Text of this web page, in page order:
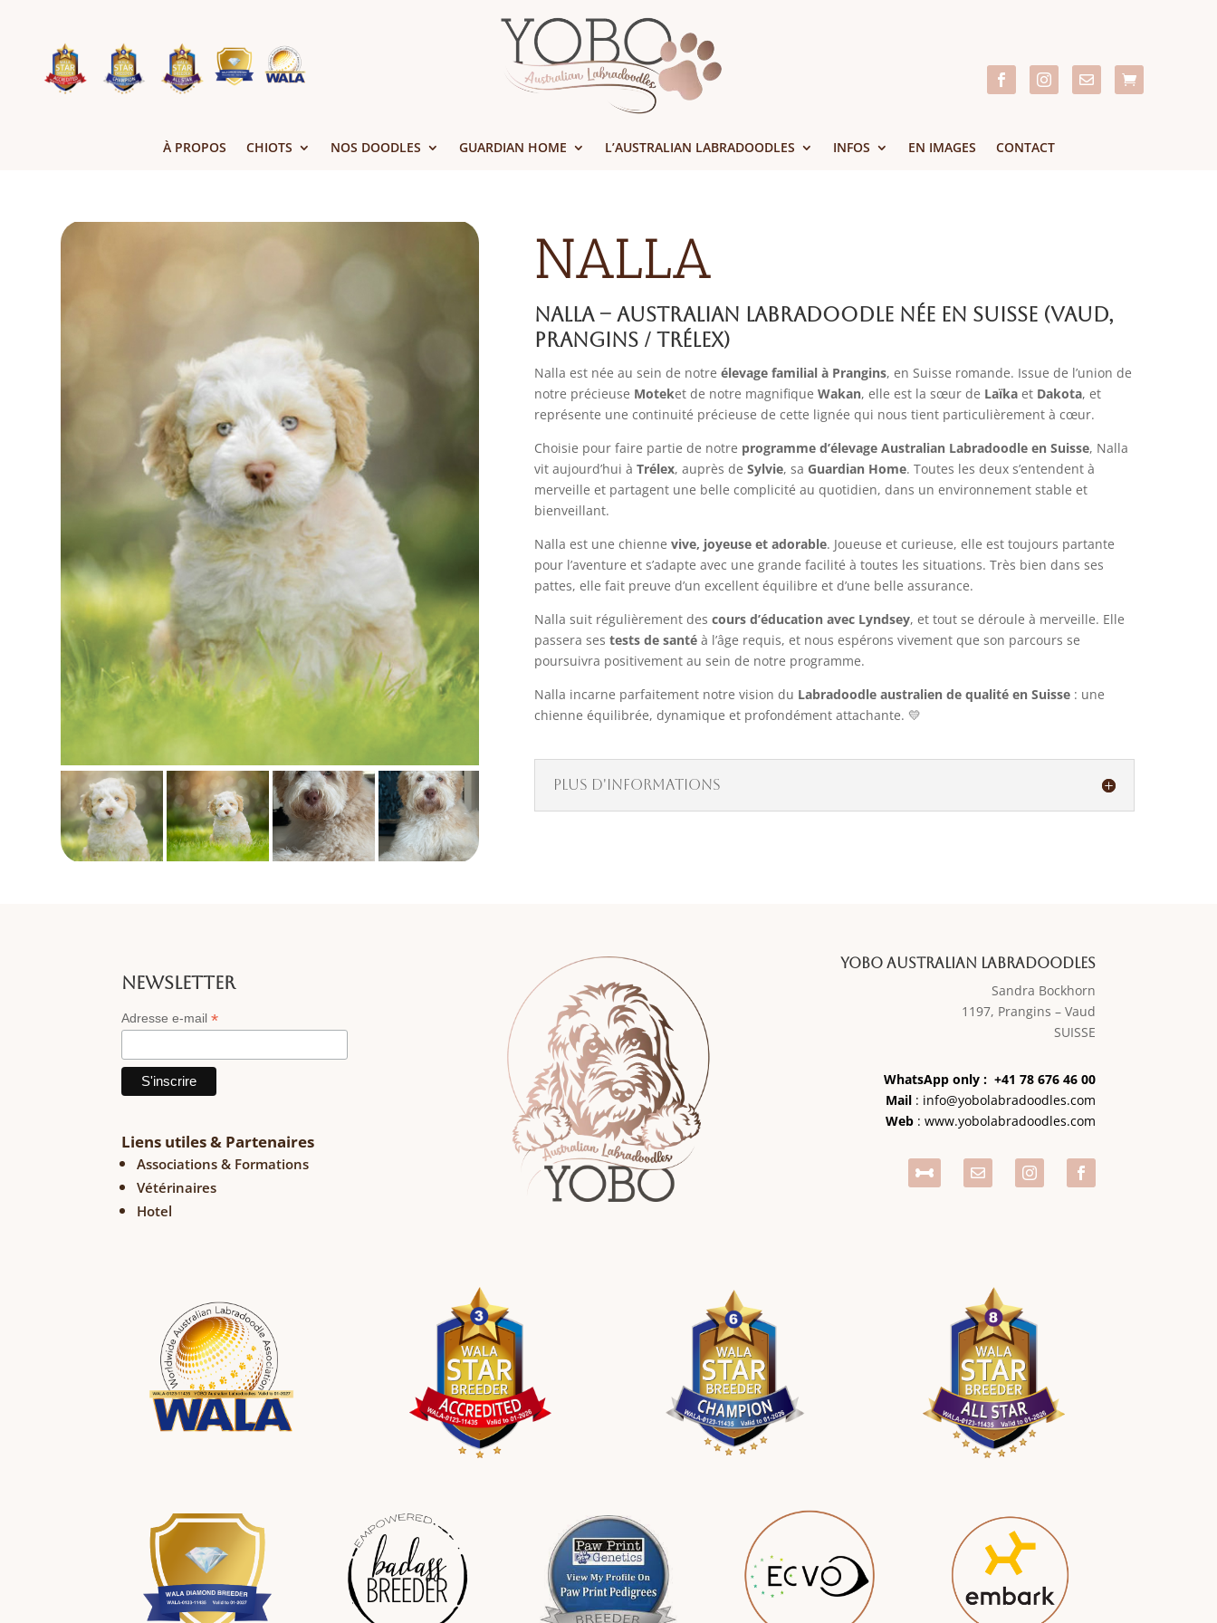
   
À PROPOS CHIOTS NOS DOODLES GUARDIAN HOME L’AUSTRALIAN LABRADOODLES INFOS EN IMAGES CONTACT
NALLA
Nalla – Australian Labradoodle née en Suisse (Vaud,
Prangins / Trélex)
Nalla est née au sein de notre élevage familial à Prangins, en Suisse romande. Issue de l’union de
notre précieuse Moteket de notre magnifique Wakan, elle est la sœur de Laïkaet Dakota, et
représente une continuité précieuse de cette lignée qui nous tient particulièrement à cœur.
Choisie pour faire partie de notre programme d’élevage Australian Labradoodle en Suisse, Nalla
vit aujourd’hui à Trélex, auprès de Sylvie, sa Guardian Home. Toutes les deux s’entendent à
merveille et partagent une belle complicité au quotidien, dans un environnement stable et
bienveillant.
Nalla est une chienne vive, joyeuse et adorable. Joueuse et curieuse, elle est toujours partante
pour l’aventure et s’adapte avec une grande facilité à toutes les situations. Très bien dans ses
pattes, elle fait preuve d’un excellent équilibre et d’une belle assurance.
Nalla suit régulièrement des cours d’éducation avec Lyndsey, et tout se déroule à merveille. Elle
passera ses tests de santéà l’âge requis, et nous espérons vivement que son parcours se
poursuivra positivement au sein de notre programme.
Nalla incarne parfaitement notre vision du Labradoodle australien de qualité en Suisse: une
chienne équilibrée, dynamique et profondément attachante. 💛
Plus d'Informations
NEWSLETTER
Adresse e-mail*
Liens utiles & Partenaires
Associations & Formations
Vétérinaires
Hotel
Yobo Australian Labradoodles
Sandra Bockhorn
1197, Prangins – Vaud
SUISSE
WhatsApp only : +41 78 676 46 00
Mail: info@yobolabradoodles.com
Web: www.yobolabradoodles.com



